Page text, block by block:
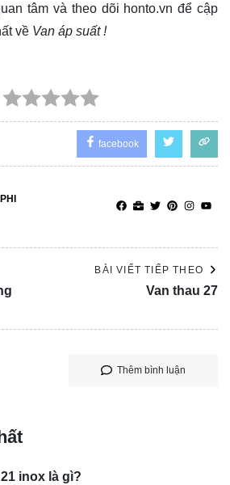
tâm và theo dõi honto.vn để cập
về Van áp suất !
facebook
BÀI VIẾT TIẾP THEO
Van thau 27
Thêm bình luận
inox là gì?